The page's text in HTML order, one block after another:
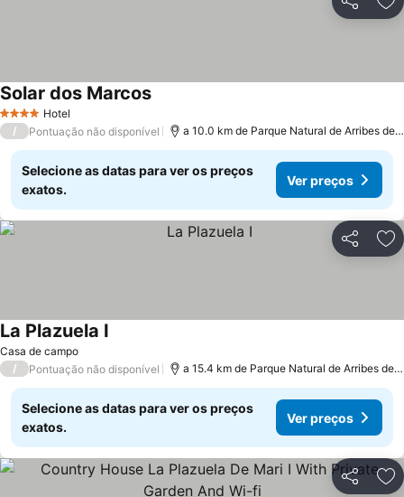
Partilhar
4 EstrelasHotel
Solar dos Marcos
/ Pontuação não disponível a 10.0 km de Parque Natural de Arribes del Duero
Selecione as datas para ver os preços
exatos.
Ver preços
Partilhar
Casa de campo
La Plazuela I
/ Pontuação não disponível a 15.4 km de Parque Natural de Arribes del Duero
Selecione as datas para ver os preços
exatos.
Ver preços
Partilhar